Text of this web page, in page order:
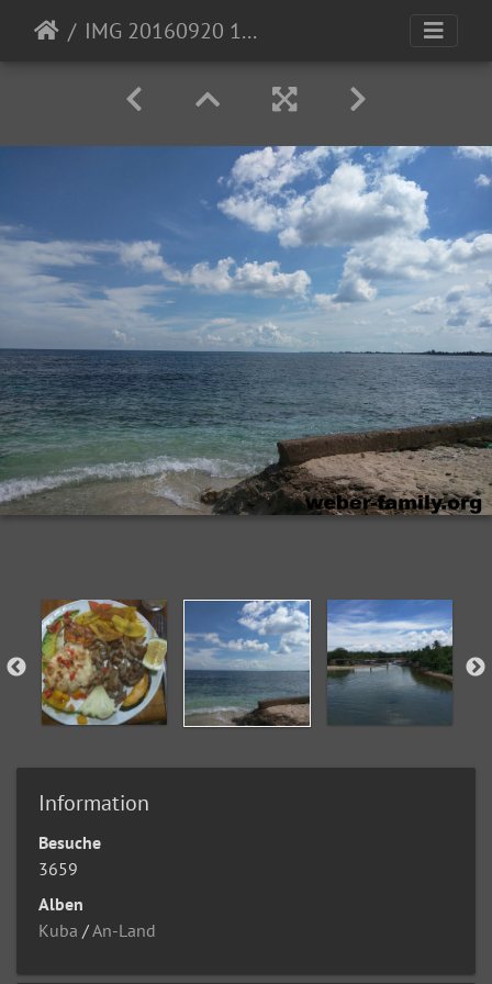
IMG 20160920 111944
Information
Besuche
3659
Alben
Kuba /An-Land